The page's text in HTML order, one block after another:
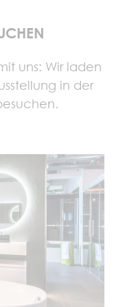
uns: Wir laden
in der